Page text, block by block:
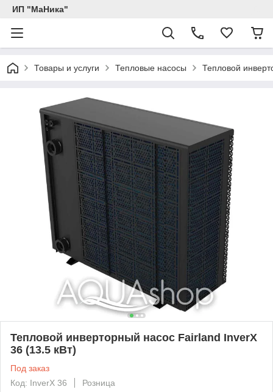
ИП "МаНика"
Товары и услуги Тепловые насосы Тепловой
Тепловой инверторный насос Fairland InverX
36 (13.5 кВт)
Под заказ
Код: InverX 36
Розница